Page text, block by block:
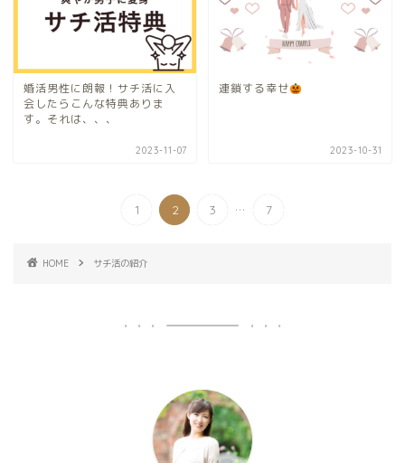
婚活男性に朗報！サチ活に入
会したらこんな特典ありま
す。それは、、、
2023-11-07
連鎖する幸せ
2023-10-31
1 2 3 ... 7
HOME サチ活の紹介